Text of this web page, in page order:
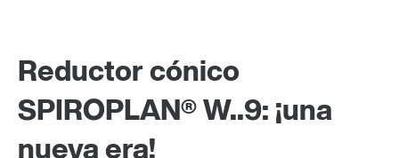
Reductor cónico
SPIROPLAN® W..9: ¡una
nueva era!